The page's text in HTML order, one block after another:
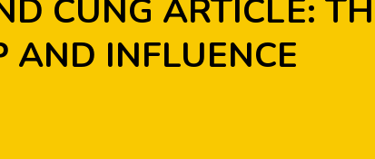
AND INFLUENCE